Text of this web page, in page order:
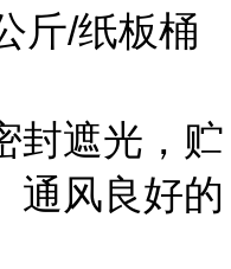
斤/纸板桶
封遮光，贮
通风良好的